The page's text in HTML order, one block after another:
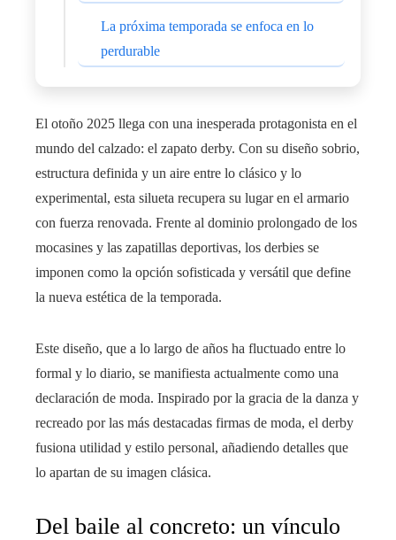
La próxima temporada se enfoca en lo
perdurable
El otoño 2025 llega con una inesperada protagonista en el
mundo del calzado: el zapato derby. Con su diseño sobrio,
estructura definida y un aire entre lo clásico y lo
experimental, esta silueta recupera su lugar en el armario
con fuerza renovada. Frente al dominio prolongado de los
mocasines y las zapatillas deportivas, los derbies se
imponen como la opción sofisticada y versátil que define
la nueva estética de la temporada.
Este diseño, que a lo largo de años ha fluctuado entre lo
formal y lo diario, se manifiesta actualmente como una
declaración de moda. Inspirado por la gracia de la danza y
recreado por las más destacadas firmas de moda, el derby
fusiona utilidad y estilo personal, añadiendo detalles que
lo apartan de su imagen clásica.
Del baile al concreto: un vínculo